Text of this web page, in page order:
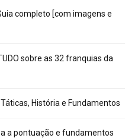
completo [com imagens e
sobre as 32 franquias da
História e Fundamentos
a pontuação e fundamentos